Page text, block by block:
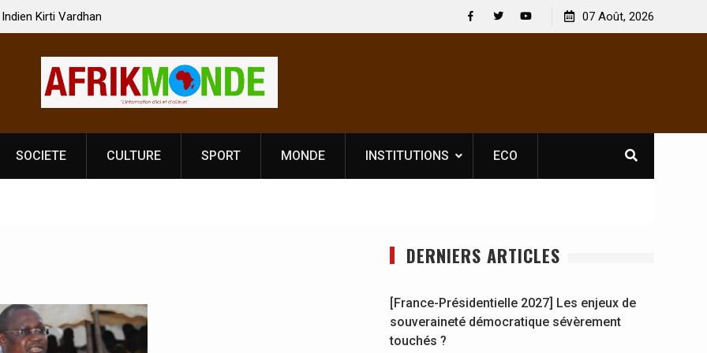
Singh à
de
Côte d’Ivoire, l’opérateur culturel Soldat Jahboy se
prononce
[France-Présidentielle 2027] Les enjeux de
souveraineté démocratique sévèrement touchés ?
07 Août, 2026
SOCIETE CULTURE SPORT MONDE INSTITUTIONS ECO
DERNIERS ARTICLES
[France-Présidentielle 2027] Les enjeux de
souveraineté démocratique sévèrement
touchés ?